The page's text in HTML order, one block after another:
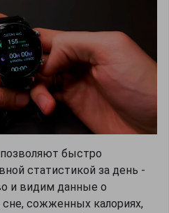
быстро
статистикой за день -
и видим данные о
сожженных калориях,